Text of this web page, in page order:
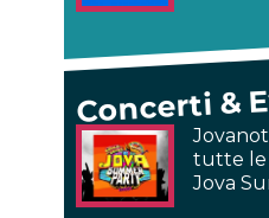
Concerti &
tutte le
Jova